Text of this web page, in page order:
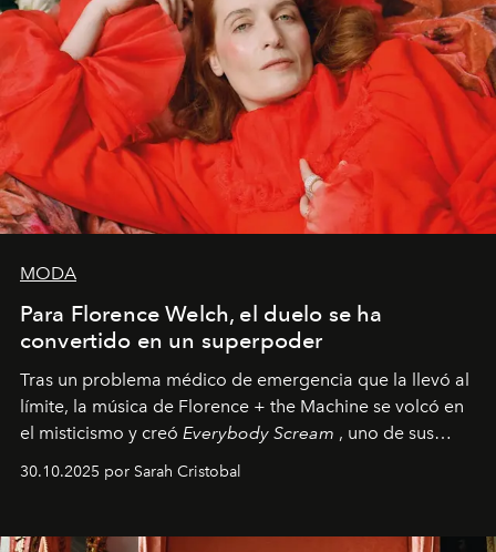
MODA
Para Florence Welch, el duelo se ha
convertido en un superpoder
Tras un problema médico de emergencia que la llevó al
límite, la música de Florence + the Machine se volcó en
el misticismo y creó Everybody Scream , uno de sus
30.10.2025 por Sarah Cristobal